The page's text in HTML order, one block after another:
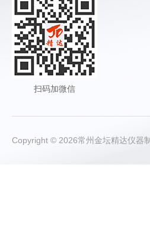
扫码加微信
Copyright © 2026常州金坛精达仪